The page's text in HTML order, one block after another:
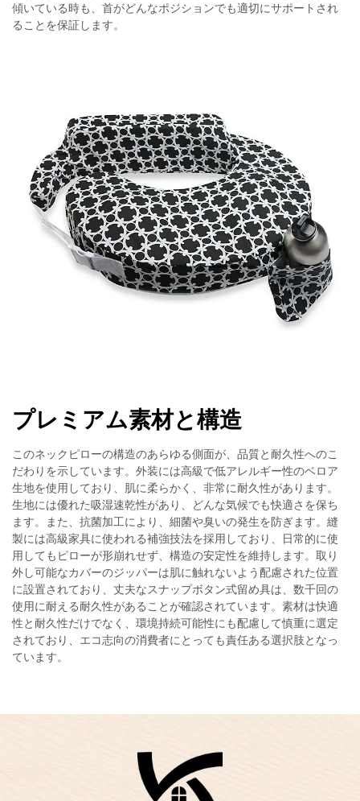
傾いている時も、首がどんなポジションでも適切にサポートされ
ることを保証します。
プレミアム素材と構造
このネックピローの構造のあらゆる側面が、品質と耐久性へのこ
だわりを示しています。外装には高級で低アレルギー性のベロア
生地を使用しており、肌に柔らかく、非常に耐久性があります。
生地には優れた吸湿速乾性があり、どんな気候でも快適さを保ち
ます。また、抗菌加工により、細菌や臭いの発生を防ぎます。縫
製には高級家具に使われる補強技法を採用しており、日常的に使
用してもピローが形崩れせず、構造の安定性を維持します。取り
外し可能なカバーのジッパーは肌に触れないよう配慮された位置
に設置されており、丈夫なスナップボタン式留め具は、数千回の
使用に耐える耐久性があることが確認されています。素材は快適
性と耐久性だけでなく、環境持続可能性にも配慮して慎重に選定
されており、エコ志向の消費者にとっても責任ある選択肢となっ
ています。